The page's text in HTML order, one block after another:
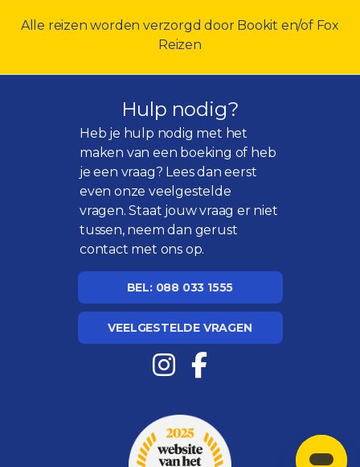
Alle reizen worden verzorgd door Bookit en/of Fox
Reizen
Hulp nodig?
Heb je hulp nodig met het
maken van een boeking of heb
je een vraag? Lees dan eerst
even onzeveelgestelde
vragen. Staat jouw vraag er niet
tussen, neem dan gerust
contact met ons op.
BEL: 088 033 1555
VEELGESTELDE VRAGEN